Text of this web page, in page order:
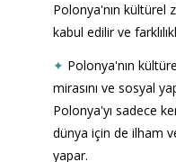
Polonya'nın kültürel
kabul edilir ve
✦ Polonya'nın
mirasını ve sosyal
Polonya'yı sadece
dünya için de ilham
yapar.